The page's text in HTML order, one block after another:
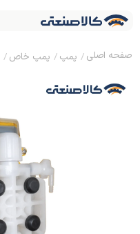
پمپ پمپ خاص